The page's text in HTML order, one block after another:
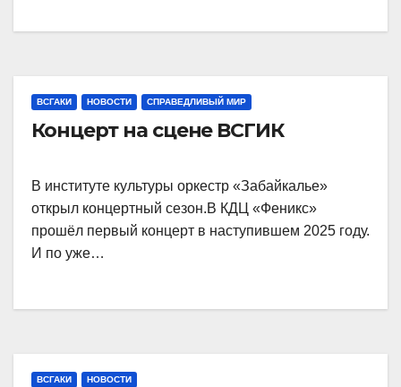
ВСГАКИ НОВОСТИ СПРАВЕДЛИВЫЙ МИР
Концерт на сцене ВСГИК
В институте культуры оркестр «Забайкалье»
открыл концертный сезон.В КДЦ «Феникс»
прошёл первый концерт в наступившем 2025 году.
И по уже…
ВСГАКИ НОВОСТИ